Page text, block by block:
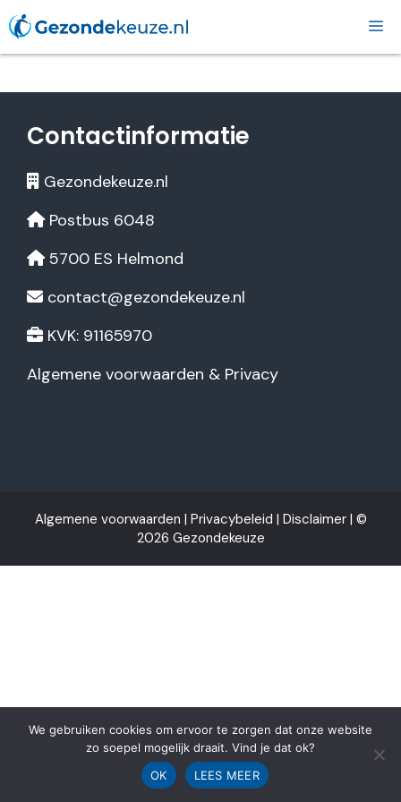
naar
de
Contactinformatie
Gezondekeuze.nl
Postbus 6048
5700 ES Helmond
contact@gezondekeuze.nl
KVK: 91165970
Algemene voorwaarden & Privacy
Algemene voorwaarden | Privacybeleid | Disclaimer| ©
2026 Gezondekeuze
We gebruiken cookies om ervoor te zorgen dat onze website
zo soepel mogelijk draait. Vind je dat ok?
OK
LEES MEER